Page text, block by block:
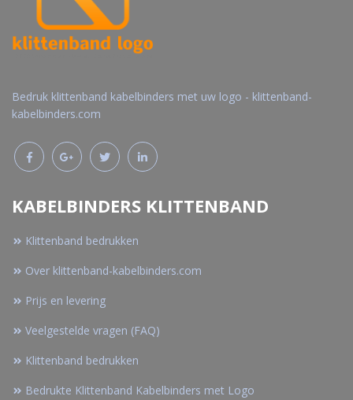
Bedruk klittenband kabelbinders met uw logo - klittenband-
kabelbinders.com
KABELBINDERS KLITTENBAND
Klittenband bedrukken
Over klittenband-kabelbinders.com
Prijs en levering
Veelgestelde vragen (FAQ)
Klittenband bedrukken
Bedrukte Klittenband Kabelbinders met Logo